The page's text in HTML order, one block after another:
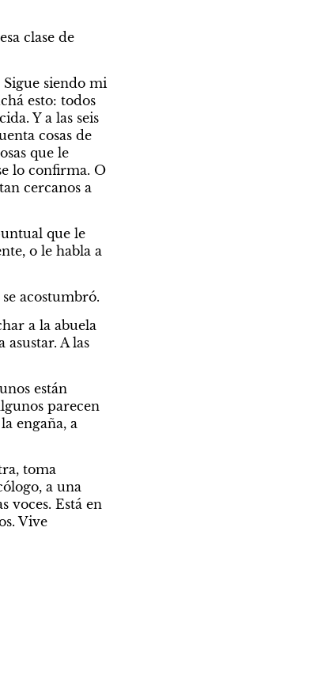
clase de
siendo mi
esto: todos
Y a las seis
cosas de
que le
lo confirma. O
cercanos a
que le
o le habla a
acostumbró.
a la abuela
asustar. A las
están
parecen
engaña, a
toma
a una
voces. Está en
Vive